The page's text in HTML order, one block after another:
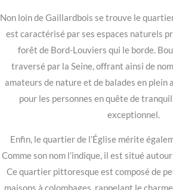
Non loin de Gaillardbois se trouve le
est caractérisé par ses espaces naturels
forêt de Bord-Louviers qui le borde.
traversé par la Seine, offrant ainsi de
amateurs de nature et de balades en plein
pour les personnes en quête de
exceptionnel.
Enfin, le quartier de l’Église mérite
Comme son nom l’indique, il est situé
Ce quartier pittoresque est composé de